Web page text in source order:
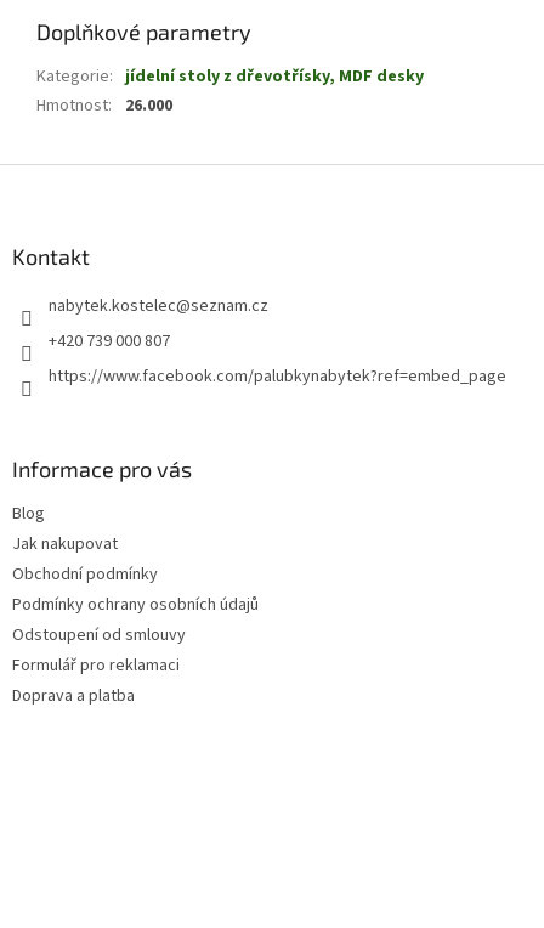
Doplňkové parametry
Kategorie: jídelní stoly z dřevotřísky, MDF desky
Hmotnost: 26.000
Kontakt
nabytek.kostelec@seznam.cz
+420 739 000 807
https://www.facebook.com/palubkynabytek?ref=embed_page
Informace pro vás
Blog
Jak nakupovat
Obchodní podmínky
Podmínky ochrany osobních údajů
Odstoupení od smlouvy
Formulář pro reklamaci
Doprava a platba